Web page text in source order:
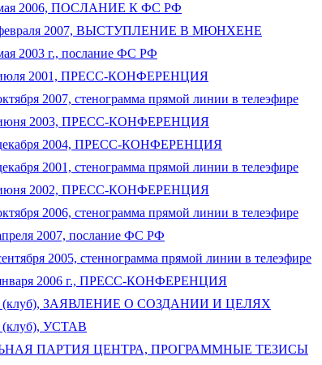
2006, ПОСЛАНИЕ К ФС РФ
2007, ВЫСТУПЛЕНИЕ В МЮНХЕНЕ
2003 г., послание ФС РФ
2001, ПРЕСС-КОНФЕРЕНЦИЯ
2007, стенограмма прямой линии в телеэфире
2003, ПРЕСС-КОНФЕРЕНЦИЯ
2004, ПРЕСС-КОНФЕРЕНЦИЯ
2001, стенограмма прямой линии в телеэфире
2002, ПРЕСС-КОНФЕРЕНЦИЯ
2006, стенограмма прямой линии в телеэфире
2007, послание ФС РФ
2005, стеннограмма прямой линии в телеэфире
2006 г., ПРЕСС-КОНФЕРЕНЦИЯ
ЗАЯВЛЕНИЕ О СОЗДАНИИ И ЦЕЛЯХ
УСТАВ
ПАРТИЯ ЦЕНТРА, ПРОГРАММНЫЕ ТЕЗИСЫ